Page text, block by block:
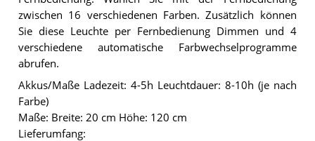
zwischen 16 verschiedenen Farben. Zusätzlich können
Sie diese Leuchte per Fernbedienung Dimmen und 4
verschiedene automatische Farbwechselprogramme
abrufen.
Akkus/Maße Ladezeit: 4-5h Leuchtdauer: 8-10h (je nach
Farbe)
Maße: Breite: 20 cm Höhe: 120 cm
Lieferumfang: